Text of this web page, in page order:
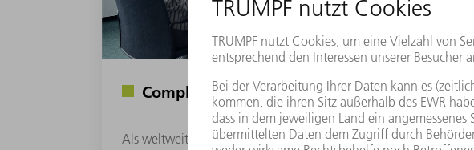
Compliance
Als weltweit agierendes Unternehmen glauben wir, dass der